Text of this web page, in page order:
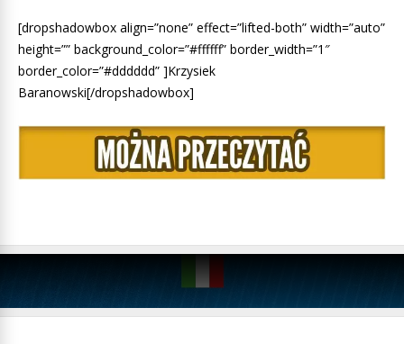
[dropshadowbox align=”none” effect=”lifted-both” width=”auto”
height=”” background_color=”#ffffff” border_width=”1″
border_color=”#dddddd” ]Krzysiek
Baranowski[/dropshadowbox]